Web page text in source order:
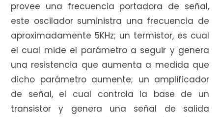
provee una frecuencia portadora de señal,
este oscilador suministra una frecuencia de
aproximadamente 5KHz; un termistor, es cual
el cual mide el parámetro a seguir y genera
una resistencia que aumenta a medida que
dicho parámetro aumente; un amplificador
de señal, el cual controla la base de un
transistor y genera una señal de salida